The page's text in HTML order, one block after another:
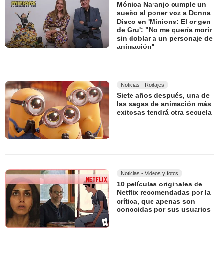
Mónica Naranjo cumple un
sueño al poner voz a Donna
Disco en 'Minions: El origen
de Gru': "No me quería morir
sin doblar a un personaje de
animación"
Noticias - Rodajes
Siete años después, una de
las sagas de animación más
exitosas tendrá otra secuela
Noticias - Videos y fotos
10 películas originales de
Netflix recomendadas por la
crítica, que apenas son
conocidas por sus usuarios